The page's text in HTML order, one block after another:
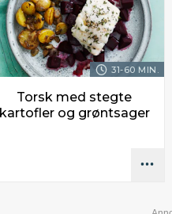
31-60 MIN.
Torsk med stegte
kartofler og grøntsager